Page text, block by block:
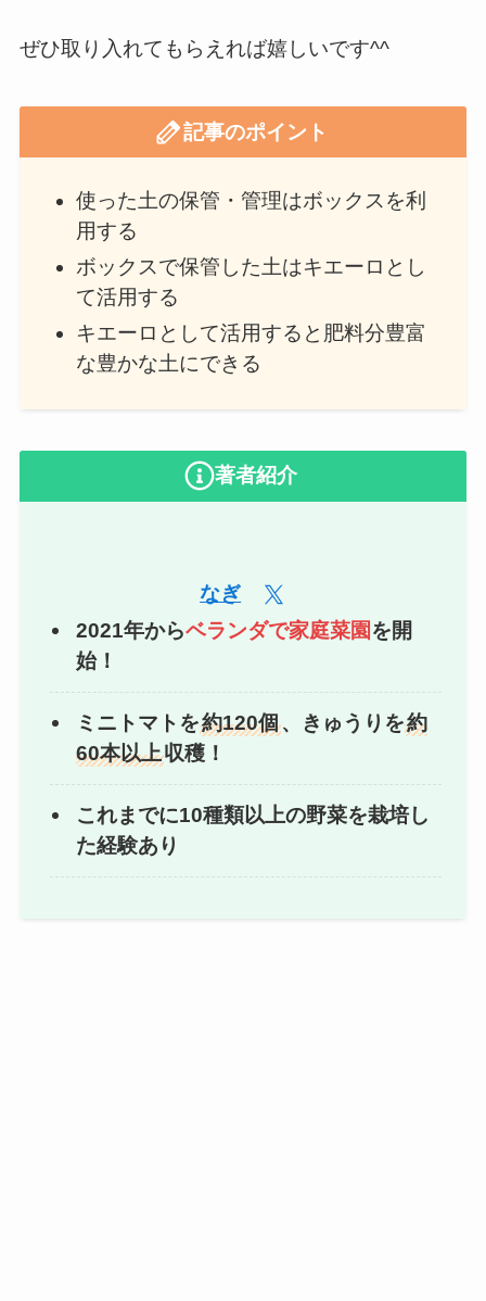
ぜひ取り入れてもらえれば嬉しいです^^
記事のポイント
使った土の保管・管理はボックスを利
用する
ボックスで保管した土はキエーロとし
て活用する
キエーロとして活用すると肥料分豊富
な豊かな土にできる
著者紹介
なぎ
2021年からベランダで家庭菜園 を開
始！
ミニトマトを約120個、きゅうりを約
60本以上収穫！
これまでに10種類以上の野菜を栽培し
た経験あり